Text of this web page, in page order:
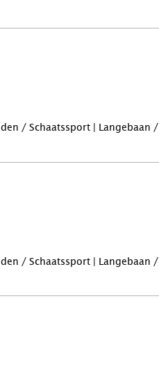
/ Schaatssport | Langebaan /
/ Schaatssport | Langebaan /